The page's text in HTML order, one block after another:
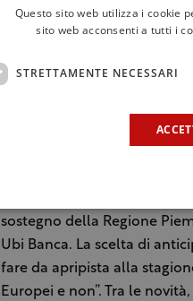
Le nuove annate del Barolo
saranno in anteprima in
ad Alba.
Il debutto delle annate dei
provenienti da oltre 20
sostegno della Regione
Ubi Banca. La scelta di
fare da apripista alla
Europei e non”. Tra le
Questo sito web utilizza i cookie
sito web acconsenti a tutti i
STRETTAMENTE NECESSARI